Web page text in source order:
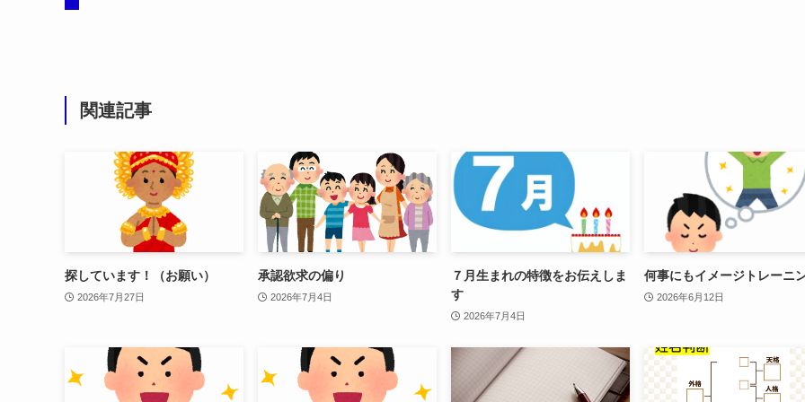
関連記事
探しています！（お願い）
2026年7月27日
承認欲求の偏り
2026年7月4日
７月生まれの特徴をお伝えしま
す
2026年7月4日
何事にもイメージトレーニ
2026年6月12日